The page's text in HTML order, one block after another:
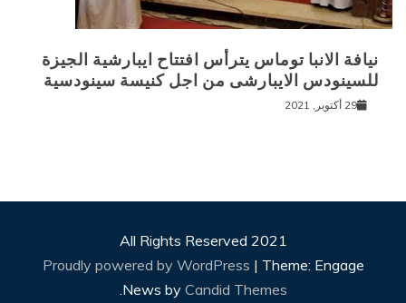
نيافة الانبا توماس يترأس افتتاح ايبارشية الجيزة
للسينودس الايبارشى من اجل كنيسة سينودسية
29 أكتوبر, 2021
All Rights Reserved 2021
Proudly powered by WordPress |Theme: Engage
News byCandid Themes
.